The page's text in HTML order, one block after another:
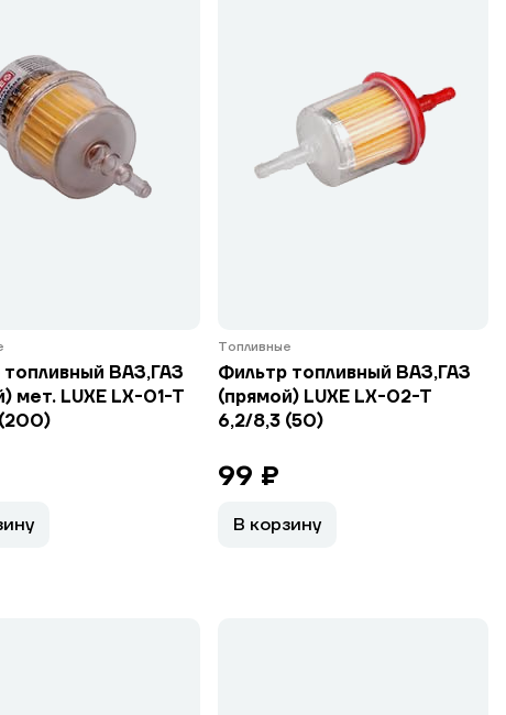
ВАЗ,ГАЗ
мет. LUXE LX-01-T
Топливные
Фильтр топливный ВАЗ,ГАЗ
(прямой) LUXE LX-02-T
6,2/8,3 (50)
99 ₽
В корзину